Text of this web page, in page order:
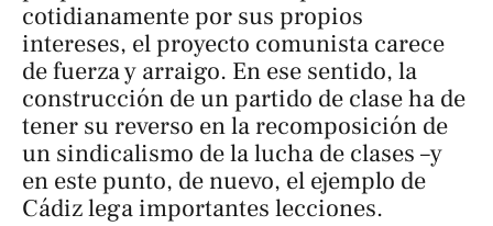
cotidianamente por sus propios
intereses, el proyecto comunista carece
de fuerza y arraigo. En ese sentido, la
construcción de un partido de clase ha de
tener su reverso en la recomposición de
un sindicalismo de la lucha de clases –y
en este punto, de nuevo, el ejemplo de
Cádiz lega importantes lecciones.